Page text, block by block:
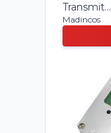
Transmit...
Madincos